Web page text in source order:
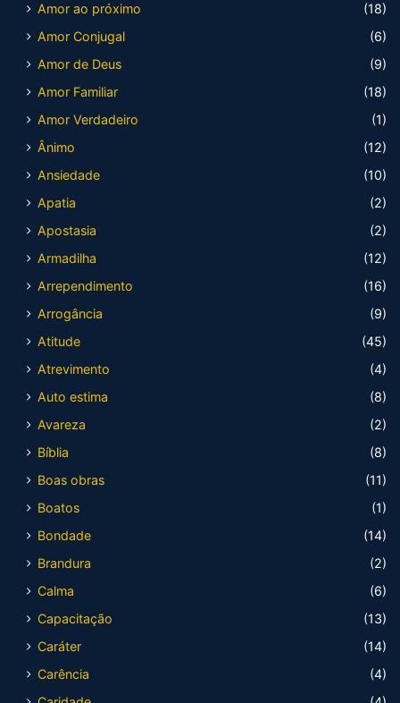
Amor ao próximo
(18)
Amor Conjugal
(6)
Amor de Deus
(9)
Amor Familiar
(18)
Amor Verdadeiro
(1)
Ânimo
(12)
Ansiedade
(10)
Apatia
(2)
Apostasia
(2)
Armadilha
(12)
Arrependimento
(16)
Arrogância
(9)
Atitude
(45)
Atrevimento
(4)
Auto estima
(8)
Avareza
(2)
Bíblia
(8)
Boas obras
(11)
Boatos
(1)
Bondade
(14)
Brandura
(2)
Calma
(6)
Capacitação
(13)
Caráter
(14)
Carência
(4)